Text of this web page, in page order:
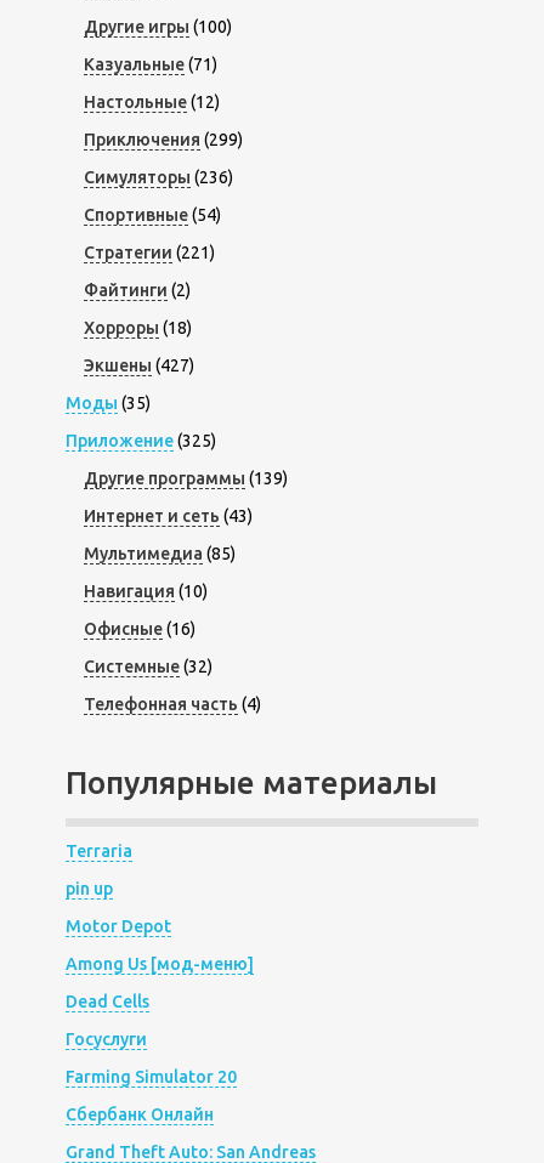
Другие игры (100)
Казуальные(71)
Настольные(12)
Приключения (299)
Симуляторы (236)
Спортивные(54)
Стратегии (221)
Файтинги (2)
Хорроры (18)
Экшены (427)
Моды (35)
Приложение(325)
Другие программы (139)
Интернет и сеть (43)
Мультимедиа (85)
Навигация (10)
Офисные(16)
Системные(32)
Телефонная часть (4)
Популярные материалы
Terraria
pin up
Motor Depot
Among Us [мод-меню]
Dead Cells
Госуслуги
Farming Simulator 20
Сбербанк Онлайн
Grand Theft Auto: San Andreas